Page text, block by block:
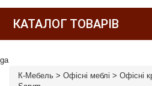
КАТАЛОГ ТОВАРІВ
ga
К-Мебель > Офісні меблі > Офісні